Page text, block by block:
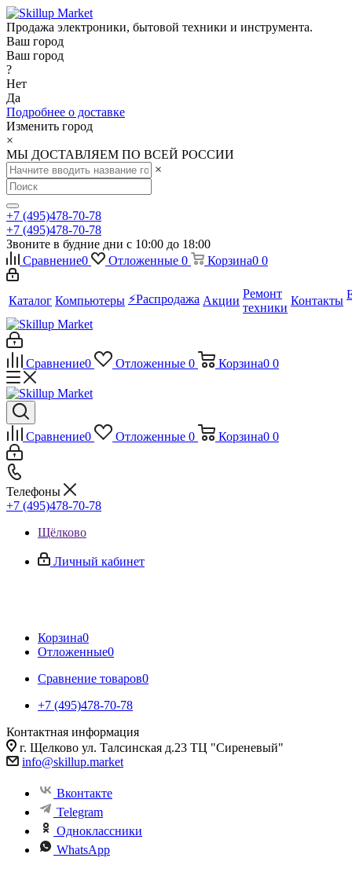
Продажа электроники, бытовой техники и инструмента.
Ваш город
Ваш город
?
Нет
Да
Подробнее о доставке
Изменить город
×
МЫ ДОСТАВЛЯЕМ ПО ВСЕЙ РОССИИ
×
+7 (495)478-70-78
+7 (495)478-70-78
Звоните в будние дни с 10:00 до 18:00
Сравнение0 Отложенные 0 Корзина0 0
Каталог Компьютеры ⚡️Распродажа Акции
Ремонт
техники
Контакты
Сравнение0 Отложенные 0 Корзина0 0
Сравнение0 Отложенные 0 Корзина0 0
Телефоны
+7 (495)478-70-78
Щёлково
Личный кабинет
Корзина0
Отложенные0
Сравнение товаров0
+7 (495)478-70-78
Контактная информация
г. Щелково ул. Талсинская д.23 ТЦ "Сиреневый"
info@skillup.market
Вконтакте
Telegram
Одноклассники
WhatsApp